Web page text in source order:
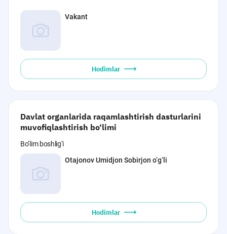
Vakant
Hodimlar
Davlat organlarida raqamlashtirish dasturlarini
muvofiqlashtirish bo‘limi
Bo‘lim boshlig‘i
Otajonov Umidjon Sobirjon o‘g‘li
Hodimlar